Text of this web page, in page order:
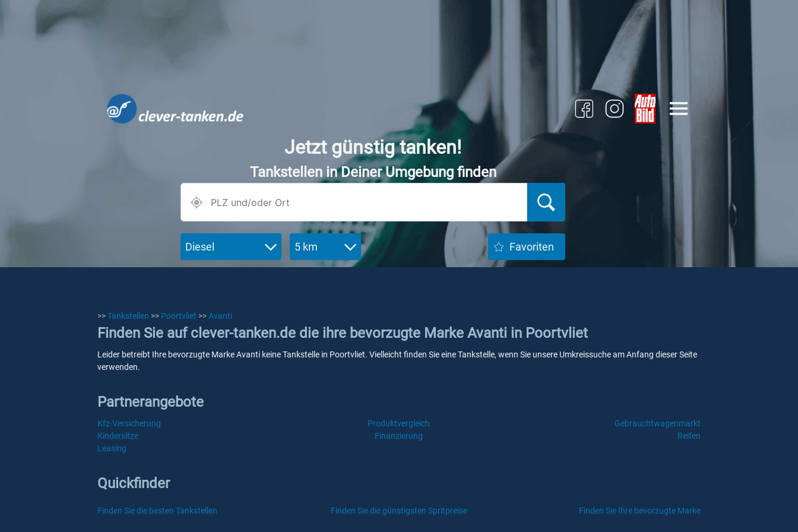
Jetzt günstig tanken!
Tankstellen in Deiner Umgebung finden
Diesel 5 km Favoriten
>>Tankstellen >> Poortvliet >>Avanti
Finden Sie auf clever-tanken.de die ihre bevorzugte Marke Avanti in Poortvliet
Leider betreibt Ihre bevorzugte Marke Avanti keine Tankstelle in Poortvliet. Vielleicht finden Sie eine Tankstelle, wenn Sie unsere Umkreissuche am Anfang dieser Seite
verwenden.
Partnerangebote
Kfz-Versicherung Produktvergleich
Gebrauchtwagenmarkt
Kindersitze
Finanzierung
Reifen
Leasing
Quickfinder
Finden Sie die besten Tankstellen Finden Sie die günstigsten Spritpreise Finden Sie Ihre bevorzugte Marke